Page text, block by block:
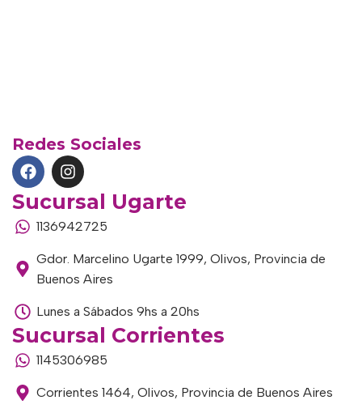
Redes Sociales
Sucursal Ugarte
1136942725
Gdor. Marcelino Ugarte 1999, Olivos, Provincia de
Buenos Aires
Lunes a Sábados 9hs a 20hs
Sucursal Corrientes
1145306985
Corrientes 1464, Olivos, Provincia de Buenos Aires